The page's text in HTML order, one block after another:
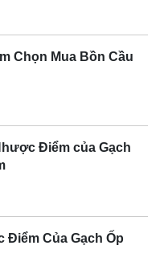
Secoin:
kích cỡ, màu sắc và
mọi nhu cầu.
lát vỉa hè, sân vườn
Chọn Mua Bồn Cầu
Điểm của Gạch
Điểm Của Gạch Ốp